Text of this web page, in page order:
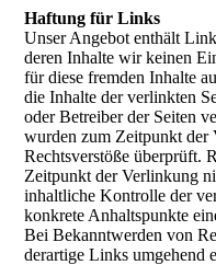
Haftung für Links
Unser Angebot enthält
deren Inhalte wir keinen
für diese fremden Inhalte
die Inhalte der verlinkten
oder Betreiber der Seiten
wurden zum Zeitpunkt
Rechtsverstöße überprüft.
Zeitpunkt der Verlinkung
inhaltliche Kontrolle der
konkrete Anhaltspunkte
Bei Bekanntwerden von
derartige Links umgehend